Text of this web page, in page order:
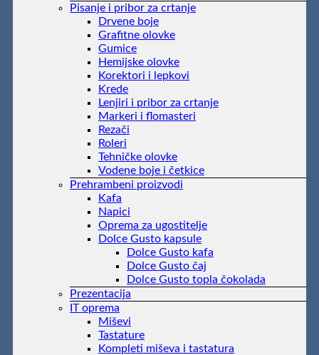
Pisanje i pribor za crtanje
Drvene boje
Grafitne olovke
Gumice
Hemijske olovke
Korektori i lepkovi
Krede
Lenjiri i pribor za crtanje
Markeri i flomasteri
Rezači
Roleri
Tehničke olovke
Vodene boje i četkice
Prehrambeni proizvodi
Kafa
Napici
Oprema za ugostitelje
Dolce Gusto kapsule
Dolce Gusto kafa
Dolce Gusto čaj
Dolce Gusto topla čokolada
Prezentacija
IT oprema
Miševi
Tastature
Kompleti miševa i tastatura